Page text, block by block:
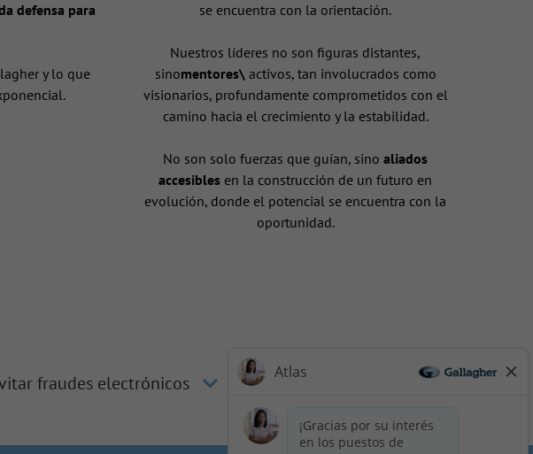
defensa para
y lo que
se encuentra con la orientación.
Nuestros líderes no son figuras distantes,
sinomentores\ activos, tan involucrados como
visionarios, profundamente comprometidos con el
camino hacia el crecimiento y la estabilidad.
No son solo fuerzas que guían, sinoaliados
accesibles en la construcción de un futuro en
evolución, donde el potencial se encuentra con la
oportunidad.
fraudes electrónicos